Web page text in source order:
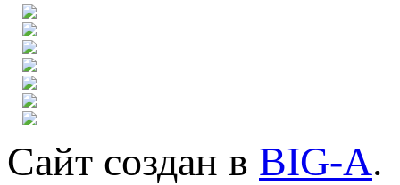
Сайт создан в BIG-A.